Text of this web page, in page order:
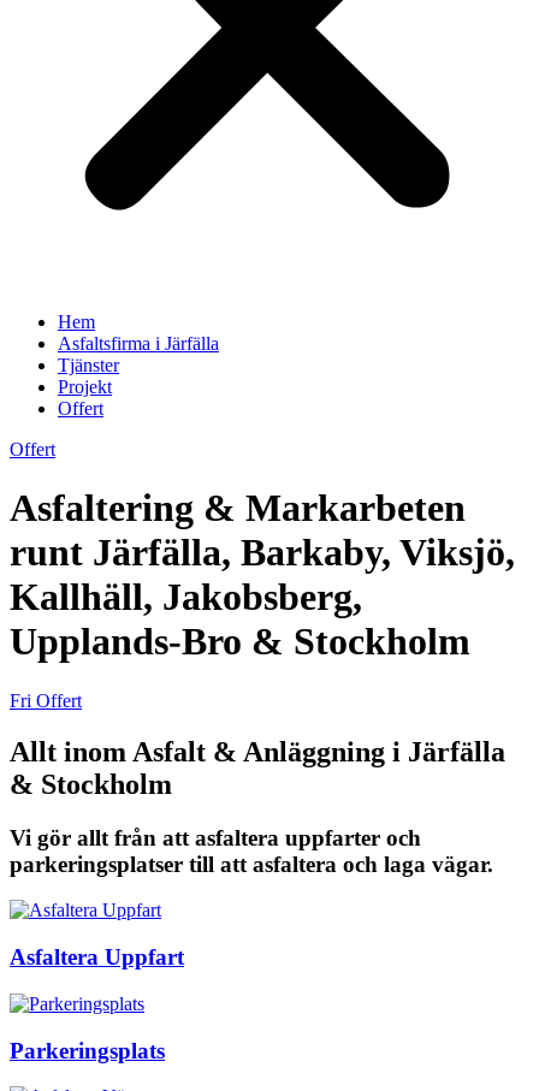
Hem
Asfaltsfirma i Järfälla
Tjänster
Projekt
Offert
Offert
Asfaltering & Markarbeten
runt Järfälla, Barkaby, Viksjö,
Kallhäll, Jakobsberg,
Upplands-Bro & Stockholm
Fri Offert
Allt inom Asfalt & Anläggning i Järfälla
& Stockholm
Vi gör allt från att asfaltera uppfarter och
parkeringsplatser till att asfaltera och laga vägar.
Asfaltera Uppfart
Parkeringsplats